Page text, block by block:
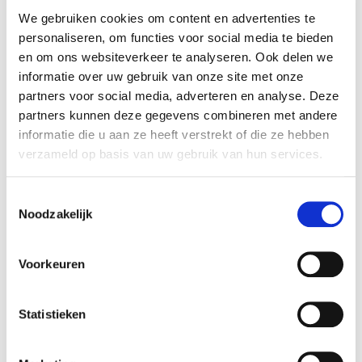
We gebruiken cookies om content en advertenties te
personaliseren, om functies voor social media te bieden
en om ons websiteverkeer te analyseren. Ook delen we
informatie over uw gebruik van onze site met onze
partners voor social media, adverteren en analyse. Deze
partners kunnen deze gegevens combineren met andere
informatie die u aan ze heeft verstrekt of die ze hebben
verzameld op basis van uw gebruik van hun services.
Noodzakelijk
Voorkeuren
Statistieken
Heggenschaar THS 42/18V